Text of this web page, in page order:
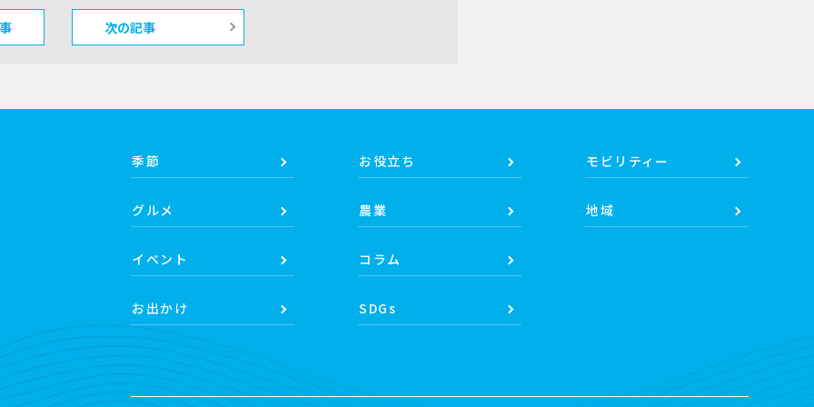
次の記事
季節
グルメ
イベント
お出かけ
お役立ち
農業
コラム
SDGs
モビリティー
地域